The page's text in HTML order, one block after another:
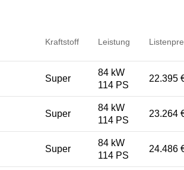
Kraftstoff Leistung
Super
84 kW
114 PS
22.395
Super
84 kW
114 PS
23.264
Super
84 kW
114 PS
24.486